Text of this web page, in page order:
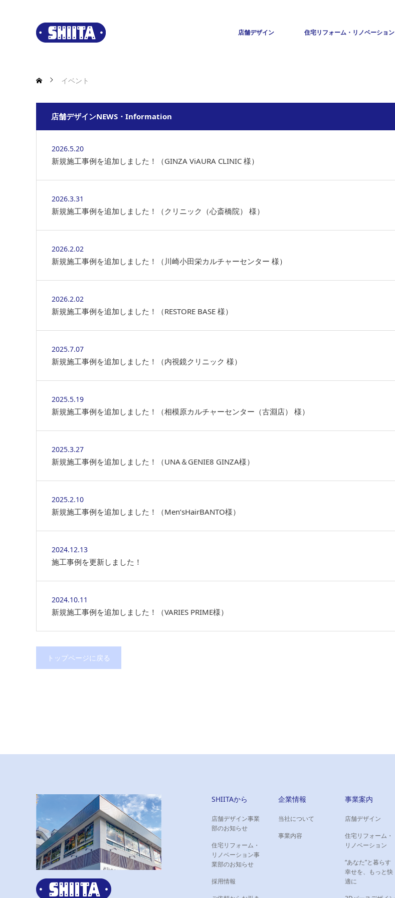
店舗デザイン 住宅リフォーム・リノベーション
イベント
店舗デザインNEWS・Information
2026.5.20
新規施工事例を追加しました！（GINZA ViAURA CLINIC 様）
2026.3.31
新規施工事例を追加しました！（クリニック（心斎橋院） 様）
2026.2.02
新規施工事例を追加しました！（川崎小田栄カルチャーセンター 様）
2026.2.02
新規施工事例を追加しました！（RESTORE BASE 様）
2025.7.07
新規施工事例を追加しました！（内視鏡クリニック 様）
2025.5.19
新規施工事例を追加しました！（相模原カルチャーセンター（古淵店） 様）
2025.3.27
新規施工事例を追加しました！（UNA＆GENIE8 GINZA様）
2025.2.10
新規施工事例を追加しました！（Men’sHairBANTO様）
2024.12.13
施工事例を更新しました！
2024.10.11
新規施工事例を追加しました！（VARIES PRIME様）
トップページに戻る
SHIITAから
店舗デザイン事業
部のお知らせ
住宅リフォーム・
リノベーション事
業部のお知らせ
採用情報
企業情報
当社について
事業内容
事業案内
店舗デザイン
住宅リフォーム・
リノベーション
“あなた”と暮らす
幸せを、もっと快
適に